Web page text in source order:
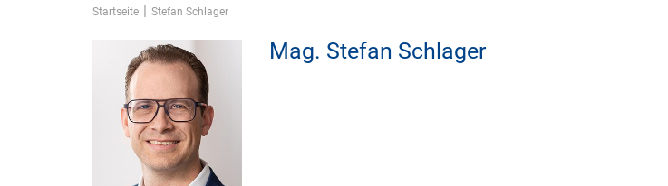
Startseite | Stefan Schlager
Mag. Stefan Schlager